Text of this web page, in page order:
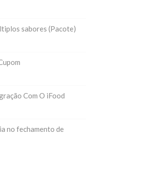
sabores (Pacote)
Com O iFood
no fechamento de